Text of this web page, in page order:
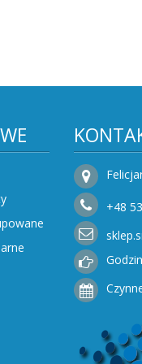
+48